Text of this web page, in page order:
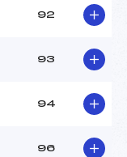
92
93
94
96